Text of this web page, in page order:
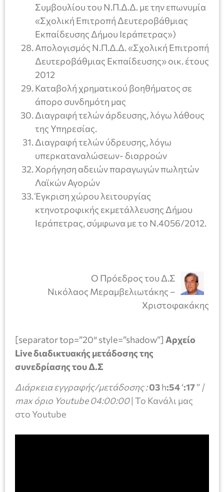
Συμβουλίου του Ν.Π.Δ.Δ. με την επωνυμία
«Σχολική Επιτροπή Δευτεροβάθμιας
Εκπαίδευσης Δήμου Ιεράπετρας»)
Απολογισμός Ν.Π.Δ.Δ. «Σχολική Επιτροπή
Δευτεροβάθμιας Εκπαίδευσης» οικ. έτους
2012
Καταβολή χρηματικού βοηθήματος σε
άπορο συνδημότη μας
Διαγραφή τελών άρδευσης, λόγω λάθους
της Υπηρεσίας.
Διαγραφή τελών ύδρευσης, λόγω
υπερκαταναλώσεων- διαρροών
Χορήγηση αδειών παραγωγών πωλητών
Λαϊκών Αγορών
Έγκριση χώρου λειτουργίας
κτηνοτροφικής εκμετάλλευσης Δήμου
Ιεράπετρας, σύμφωνα με το Ν.4056/2012.
Ο Πρόεδρος του Δ.Σ
Νικόλαος Μεραμβελιωτάκης –
Χριστοφακάκης
[separator top=”20″ style=”shadow”] Αρχείο
Live διαδικτυακής μετάδοσης της
συνεδρίασης του Δ.Σ
Διάρκεια εγγραφής/μετάδοσης :03h:54‘:17” |
max όριο Youtube 04:00:00| Το Κανάλι μας
στο Youtube